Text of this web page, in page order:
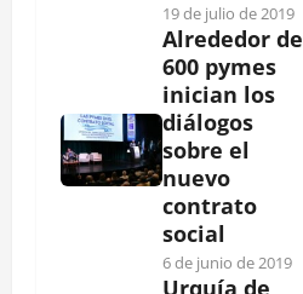
19 de julio de 2019
Alrededor de
600 pymes
inician los
diálogos
sobre el
nuevo
contrato
social
6 de junio de 2019
Urquía de